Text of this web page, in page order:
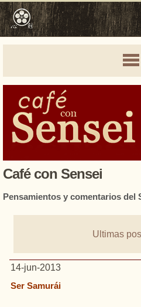
Café con Sensei
Pensamientos y comentarios del
Ultimas
14-jun-2013
Ser Samurái